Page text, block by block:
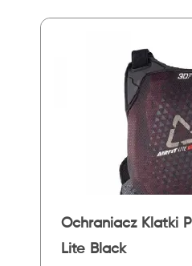
Ochraniacz Klatki
Lite Black